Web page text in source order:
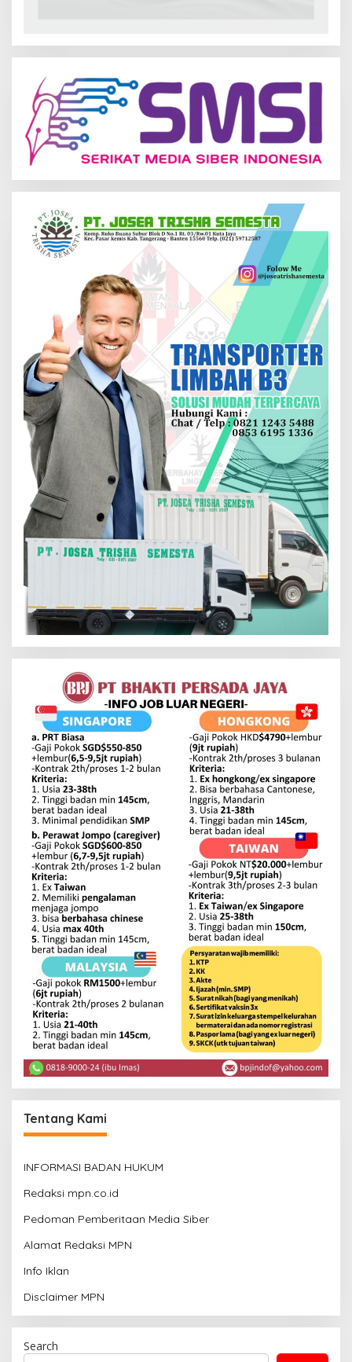
Tentang Kami
INFORMASI BADAN HUKUM
Redaksi mpn.co.id
Pedoman Pemberitaan Media Siber
Alamat Redaksi MPN
Info Iklan
Disclaimer MPN
Search